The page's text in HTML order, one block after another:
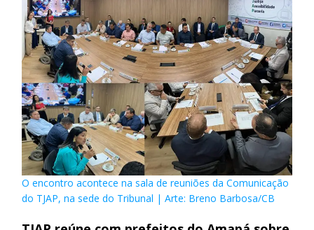
O encontro acontece na sala de reuniões da Comunicação
do TJAP, na sede do Tribunal | Arte: Breno Barbosa/CB